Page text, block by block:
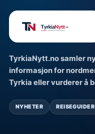
TyrkiaNytt.no samler
informasjon for
Tyrkia eller vurderer å
NYHETER REISEGUIDER